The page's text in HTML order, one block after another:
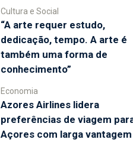
Cultura e Social
“A arte requer estudo,
dedicação, tempo. A arte é
também uma forma de
conhecimento”
Economia
Azores Airlines lidera
preferências de viagem
Açores com larga vantagem